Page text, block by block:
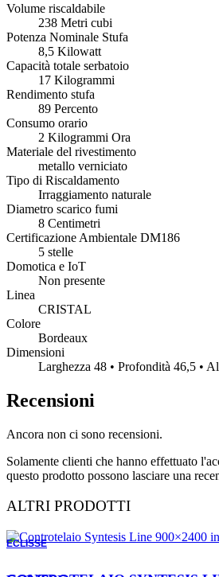
Volume riscaldabile
238 Metri cubi
Potenza Nominale Stufa
8,5 Kilowatt
Capacità totale serbatoio
17 Kilogrammi
Rendimento stufa
89 Percento
Consumo orario
2 Kilogrammi Ora
Materiale del rivestimento
metallo verniciato
Tipo di Riscaldamento
Irraggiamento naturale
Diametro scarico fumi
8 Centimetri
Certificazione Ambientale DM186
5 stelle
Domotica e IoT
Non presente
Linea
CRISTAL
Colore
Bordeaux
Dimensioni
Larghezza 48 • Profondità 46,5 •
Recensioni
Ancora non ci sono recensioni.
Solamente clienti che hanno effettuato
questo prodotto possono lasciare una
ALTRI PRODOTTI
ECLISSE
ORDINABILE